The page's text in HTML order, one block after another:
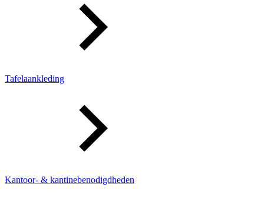
Tafelaankleding
Kantoor- & kantinebenodigdheden